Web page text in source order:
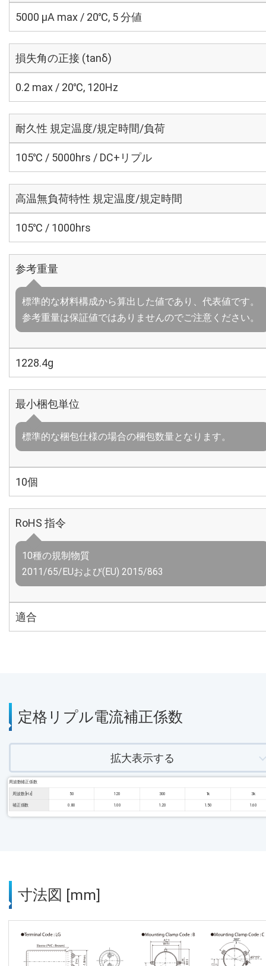
5000 μA max / 20℃, 5 分値
損失角の正接 (tanδ)
0.2 max / 20℃, 120Hz
耐久性 規定温度/規定時間/負荷
105℃ / 5000hrs / DC+リプル
高温無負荷特性 規定温度/規定時間
105℃ / 1000hrs
参考重量
標準的な材料構成から算出した値であり、代表値です。
参考重量は保証値ではありませんのでご注意ください。
1228.4g
最小梱包単位
標準的な梱包仕様の場合の梱包数量となります。
10個
RoHS 指令
10種の規制物質
2011/65/EUおよび(EU) 2015/863
適合
定格リプル電流補正係数
拡大表示する
周波数補正係数
周波数 [Hz] 50 120 300 1k 3k
補正係数 0.80 1.00 1.20 1.50 1.60
寸法図 [mm]